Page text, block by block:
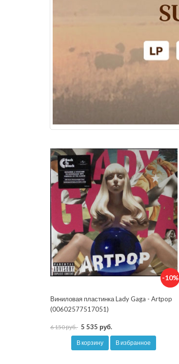
-10%
Виниловая пластинка Lady Gaga - Artpop
(00602577517051)
6 150 руб. 5 535 руб.
В корзину В избранное